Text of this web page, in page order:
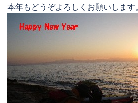
本年もどうぞよろしくお願いします。